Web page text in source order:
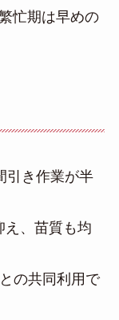
忙期は早めの
引き作業が半
え、苗質も均
の共同利用で